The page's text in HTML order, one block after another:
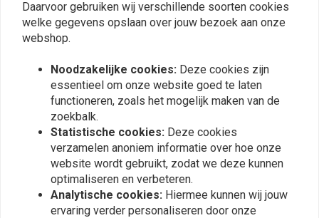
Plaats ook een review
Vergelijkbare producten
Daarvoor gebruiken wij verschillende soorten cookies
welke gegevens opslaan over jouw bezoek aan onze
webshop.
Noodzakelijke cookies: Deze cookies zijn
essentieel om onze website goed te laten
functioneren, zoals het mogelijk maken van de
zoekbalk.
Statistische cookies: Deze cookies
verzamelen anoniem informatie over hoe onze
website wordt gebruikt, zodat we deze kunnen
optimaliseren en verbeteren.
Analytische cookies: Hiermee kunnen wij jouw
ervaring verder personaliseren door onze